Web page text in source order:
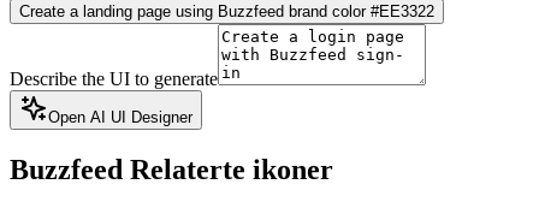
Create a landing page using Buzzfeed brand color #EE3322
Describe the UI to generate
Open AI UI Designer
Buzzfeed Relaterte ikoner